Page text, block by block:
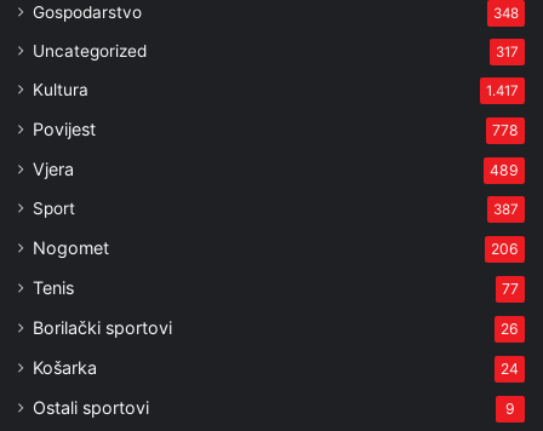
Gospodarstvo 348
Uncategorized 317
Kultura 1.417
Povijest 778
Vjera 489
Sport 387
Nogomet 206
Tenis 77
Borilački sportovi 26
Košarka 24
Ostali sportovi 9